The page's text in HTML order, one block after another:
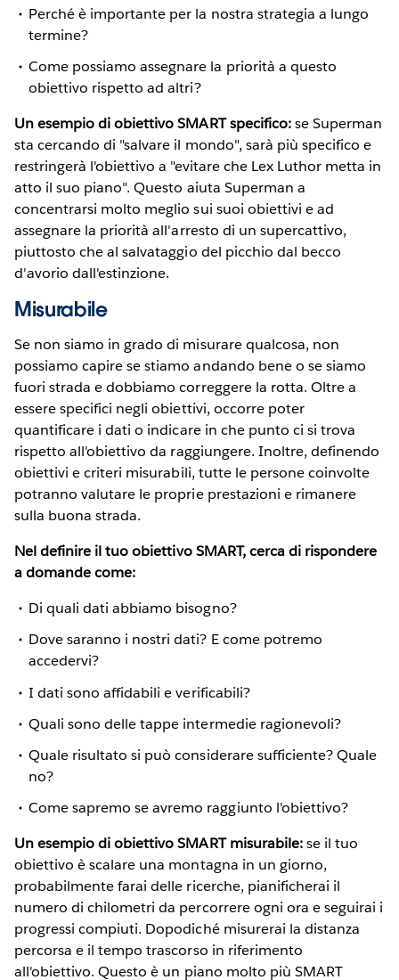
Perché è importante per la nostra strategia a lungo
termine?
Come possiamo assegnare la priorità a questo
obiettivo rispetto ad altri?
Un esempio di obiettivo SMART specifico:se Superman
sta cercando di "salvare il mondo", sarà più specifico e
restringerà l'obiettivo a "evitare che Lex Luthor metta in
atto il suo piano". Questo aiuta Superman a
concentrarsi molto meglio sui suoi obiettivi e ad
assegnare la priorità all'arresto di un supercattivo,
piuttosto che al salvataggio del picchio dal becco
d'avorio dall'estinzione.
Misurabile
Se non siamo in grado di misurare qualcosa, non
possiamo capire se stiamo andando bene o se siamo
fuori strada e dobbiamo correggere la rotta. Oltre a
essere specifici negli obiettivi, occorre poter
quantificare i dati o indicare in che punto ci si trova
rispetto all'obiettivo da raggiungere. Inoltre, definendo
obiettivi e criteri misurabili, tutte le persone coinvolte
potranno valutare le proprie prestazioni e rimanere
sulla buona strada.
Nel definire il tuo obiettivo SMART, cerca di rispondere
a domande come:
Di quali dati abbiamo bisogno?
Dove saranno i nostri dati? E come potremo
accedervi?
I dati sono affidabili e verificabili?
Quali sono delle tappe intermedie ragionevoli?
Quale risultato si può considerare sufficiente? Quale
no?
Come sapremo se avremo raggiunto l'obiettivo?
Un esempio di obiettivo SMART misurabile:se il tuo
obiettivo è scalare una montagna in un giorno,
probabilmente farai delle ricerche, pianificherai il
numero di chilometri da percorrere ogni ora e seguirai i
progressi compiuti. Dopodiché misurerai la distanza
percorsa e il tempo trascorso in riferimento
all'obiettivo. Questo è un piano molto più SMART